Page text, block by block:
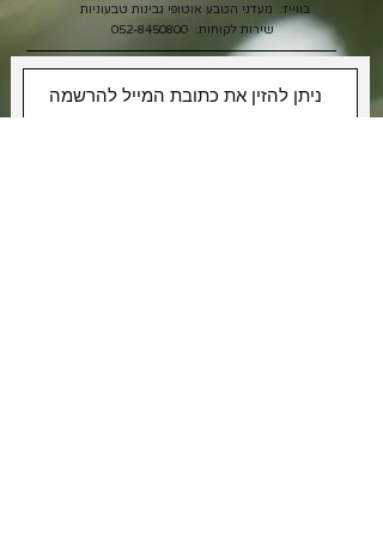
בווייז: מעדני הטבע אוטופי גבינות טבעוניות
שירות לקוחות: 052-8450800